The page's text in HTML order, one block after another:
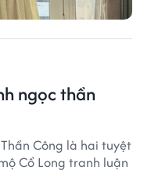
ngọc thần
Công là hai tuyệt
Cổ Long tranh luận